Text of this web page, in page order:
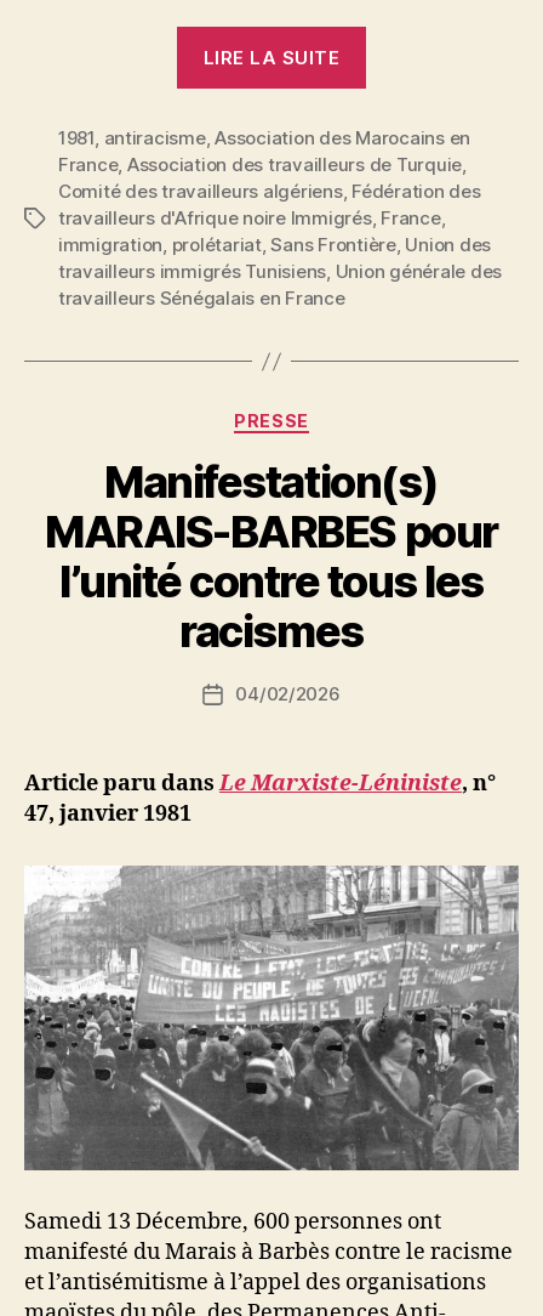
LIRE LA SUITE
travailleurs
immigrés »
Étiquettes
1981, antiracisme,Association des Marocains en
France, Association des travailleurs de Turquie,
Comité des travailleurs algériens, Fédération des
travailleurs d'Afrique noire Immigrés, France,
immigration, prolétariat,Sans Frontière, Union des
travailleurs immigrés Tunisiens, Union générale des
travailleurs Sénégalais en France
Catégories
PRESSE
Manifestation(s)
MARAIS-BARBES pour
l’unité contre tous les
racismes
Auteur
de
a
S
N
ji
b
Date04/02/2026
Article paru dansLe Marxiste-Léniniste, n°
47, janvier 1981
Samedi 13 Décembre, 600 personnes ont
manifesté du Marais à Barbès contre le racisme
et l’antisémitisme à l’appel des organisations